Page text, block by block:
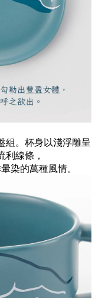
組。杯身以淺浮雕呈
線條，
染的萬種風情。